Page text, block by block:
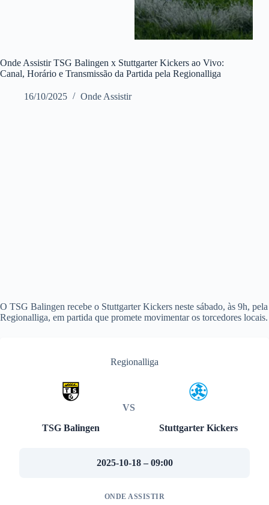
Onde Assistir TSG Balingen x Stuttgarter Kickers ao Vivo:
Canal, Horário e Transmissão da Partida pela Regionalliga
16/10/2025 Onde Assistir
O TSG Balingen recebe o Stuttgarter Kickers neste sábado, às 9h, pela
Regionalliga, em partida que promete movimentar os torcedores locais.
Regionalliga
TSG Balingen
VS
Stuttgarter Kickers
2025-10-18 – 09:00
ONDE ASSISTIR